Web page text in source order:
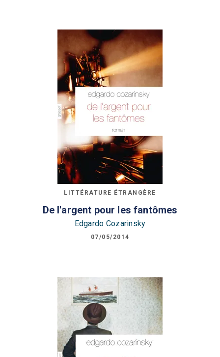
LITTÉRATURE ÉTRANGÈRE
De l'argent pour les fantômes
Edgardo Cozarinsky
07/05/2014